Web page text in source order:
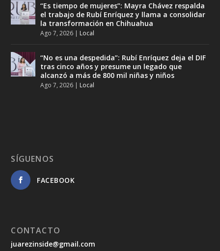
“Es tiempo de mujeres”: Mayra Chávez respalda
el trabajo de Rubí Enríquez y llama a consolidar
la transformación en Chihuahua
Ago 7, 2026 | Local
“No es una despedida”: Rubí Enríquez deja el DIF
tras cinco años y presume un legado que
alcanzó a más de 800 mil niñas y niños
Ago 7, 2026 | Local
SÍGUENOS
FACEBOOK
CONTACTO
juarezinside@gmail.com